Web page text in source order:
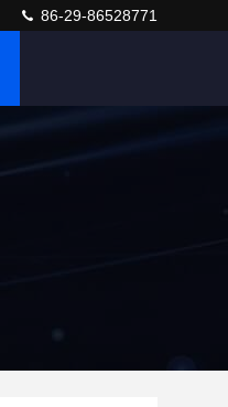
86-29-86528771